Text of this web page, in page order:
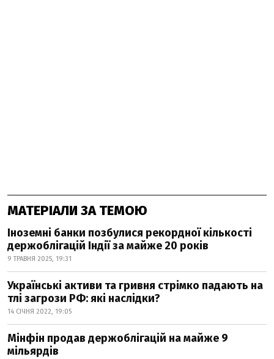
МАТЕРІАЛИ ЗА ТЕМОЮ
Іноземні банки позбулися рекордної кількості
держоблігацій Індії за майже 20 років
9 ТРАВНЯ 2025, 19:31
Українські активи та гривня стрімко падають на
тлі загрози РФ: які наслідки?
14 СІЧНЯ 2022, 19:05
Мінфін продав держоблігацій на майже 9
мільярдів